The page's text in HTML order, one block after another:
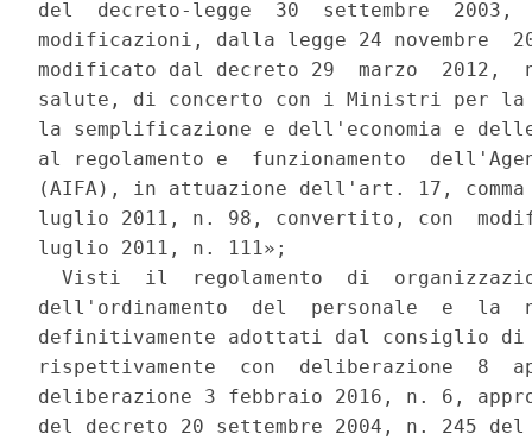
del  decreto-legge  30  settembre
modificazioni, dalla legge 24 novembre
modificato dal decreto 29  marzo
salute, di concerto con i Ministri per la
la semplificazione e dell'economia e
al regolamento e  funzionamento
(AIFA), in attuazione dell'art. 17,
luglio 2011, n. 98, convertito, con
luglio 2011, n. 111»;
Visti  il  regolamento  di
dell'ordinamento  del  personale  e  la
definitivamente adottati dal consiglio di
rispettivamente  con  deliberazione  8
deliberazione 3 febbraio 2016, n. 6,
del decreto 20 settembre 2004, n. 245